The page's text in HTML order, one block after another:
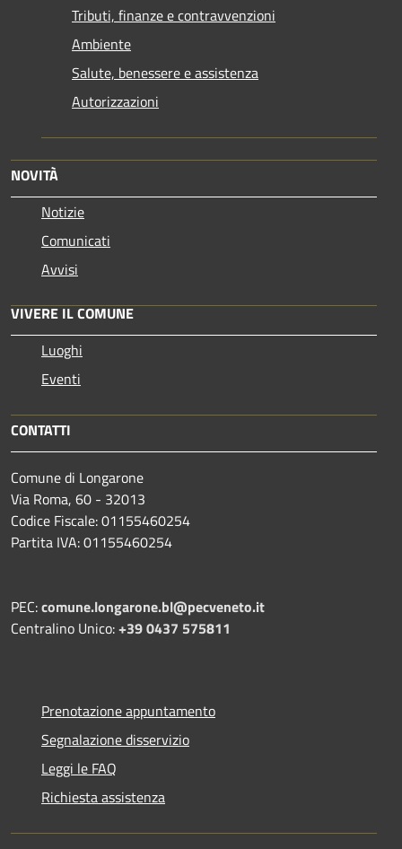
Tributi, finanze e contravvenzioni
Ambiente
Salute, benessere e assistenza
Autorizzazioni
NOVITÀ
Notizie
Comunicati
Avvisi
VIVERE IL COMUNE
Luoghi
Eventi
CONTATTI
Comune di Longarone
Via Roma, 60 - 32013
Codice Fiscale: 01155460254
Partita IVA: 01155460254
PEC:comune.longarone.bl@pecveneto.it
Centralino Unico:+39 0437 575811
Prenotazione appuntamento
Segnalazione disservizio
Leggi le FAQ
Richiesta assistenza